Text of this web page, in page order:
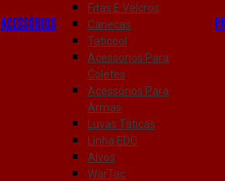
ACESSÓRIOS
Fitas E Velcros
Canecas
Taticool
Acessórios Para
Coletes
Acessórios Para
Armas
Luvas Táticas
Linha EDC
Alvos
WarTac